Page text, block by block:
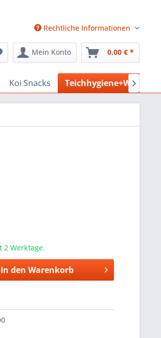
Rechtliche Informationen
Mein Konto 0,00 € *
Koi Snacks 
2 Werktage.
In den Warenkorb